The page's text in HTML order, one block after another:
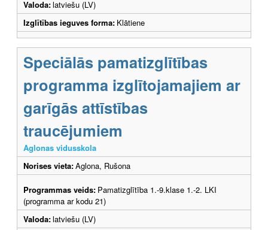
Valoda:latviešu (LV)
Izglītības ieguves forma: Klātiene
Speciālās pamatizglītības
programma izglītojamajiem ar
garīgās attīstības
traucējumiem
Aglonas vidusskola
Norises vieta:Aglona, Rušona
Programmas veids: Pamatizglītība 1.-9.klase 1.-2. LKI
(programma ar kodu 21)
Valoda:latviešu (LV)